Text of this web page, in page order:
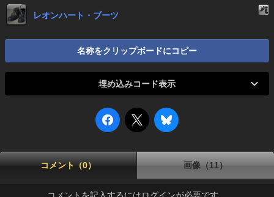
レオンハート・ブーツ
名称をクリップボードにコピー
埋め込みコード表示
コメント（0） 画像（11）